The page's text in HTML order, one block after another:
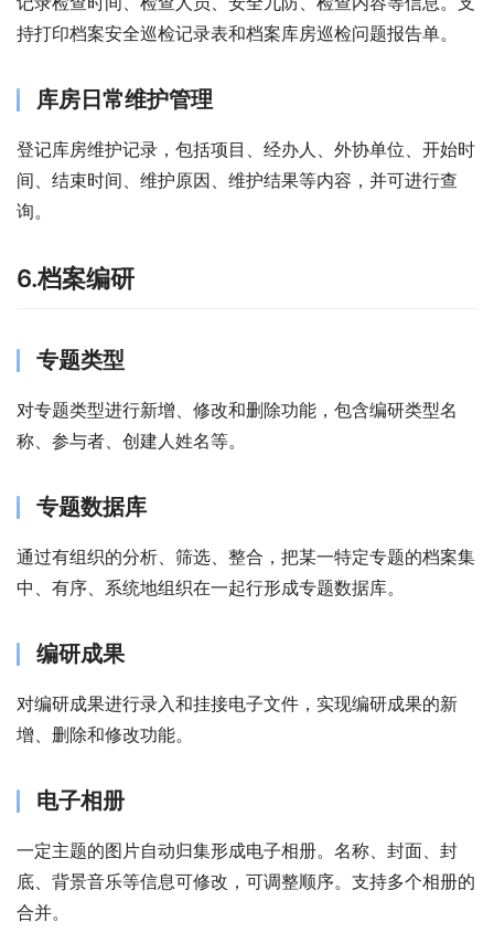
持打印档案安全巡检记录表和档案库房巡检问题报告单。
库房日常维护管理
登记库房维护记录，包括项目、经办人、外协单位、开始时
间、结束时间、维护原因、维护结果等内容，并可进行查
询。
6.档案编研
专题类型
对专题类型进行新增、修改和删除功能，包含编研类型名
称、参与者、创建人姓名等。
专题数据库
通过有组织的分析、筛选、整合，把某一特定专题的档案集
中、有序、系统地组织在一起行形成专题数据库。
编研成果
对编研成果进行录入和挂接电子文件，实现编研成果的新
增、删除和修改功能。
电子相册
一定主题的图片自动归集形成电子相册。名称、封面、封
底、背景音乐等信息可修改，可调整顺序。支持多个相册的
合并。